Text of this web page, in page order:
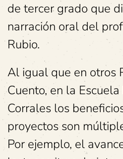
de tercer grado que
narración oral del
Rubio.
Al igual que en otros
Cuento, en la
Corrales los
proyectos son
Por ejemplo, el